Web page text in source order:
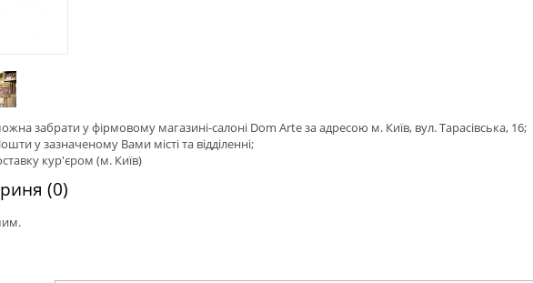
забрати у фірмовому магазині-салоні Dom Arte за адресою м. Київ, вул. Тарасівська, 16;
у зазначеному Вами місті та відділенні;
кур'єром (м. Київ)
(0)